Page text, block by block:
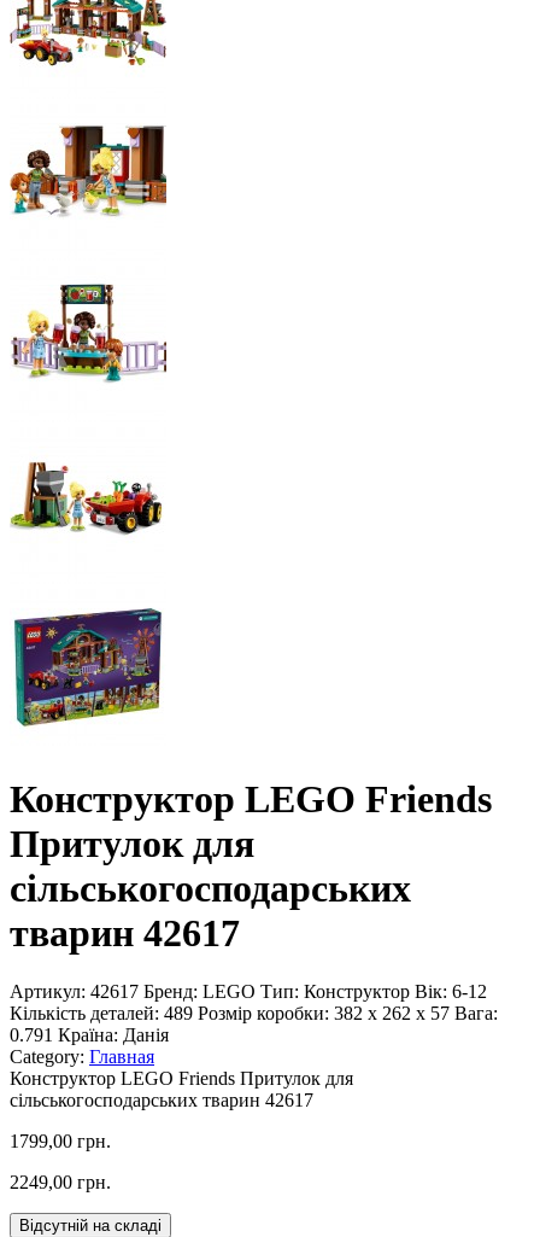
Конструктор LEGO Friends
Притулок для
сільськогосподарських
тварин 42617
Артикул: 42617 Бренд: LEGO Тип: Конструктор Вік: 6-12
Кількість деталей: 489 Розмір коробки: 382 x 262 x 57 Вага:
0.791 Країна: Данія
Category: Главная
Конструктор LEGO Friends Притулок для
сільськогосподарських тварин 42617
1799,00 грн.
2249,00 грн.
Відсутній на складі